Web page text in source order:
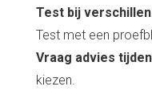
Test bij
Test met een
Vraag advies
kiezen.